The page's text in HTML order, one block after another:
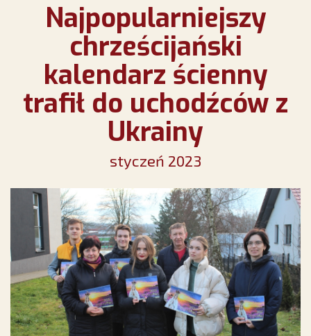
Najpopularniejszy
chrześcijański
kalendarz ścienny
trafił do uchodźców z
Ukrainy
styczeń 2023